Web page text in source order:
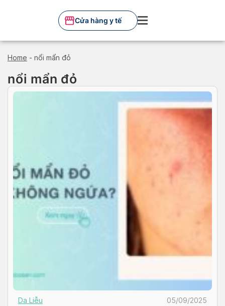
Cửa hàng y tế
Home - nổi mẩn đỏ
nổi mẩn đỏ
Da Liễu 05/09/2025